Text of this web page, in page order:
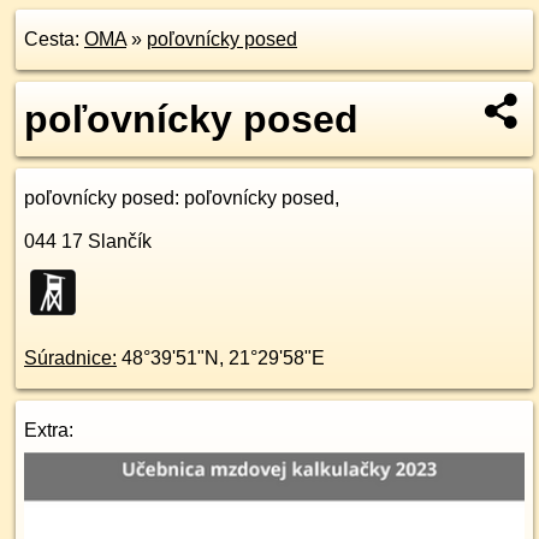
Cesta: OMA» poľovnícky posed
poľovnícky posed
poľovnícky posed: poľovnícky posed,
044 17 Slančík
Súradnice: 48°39'51"N , 21°29'58"E
Extra: